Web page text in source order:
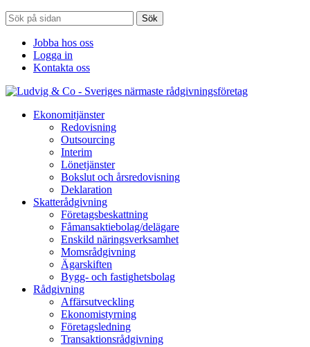
Sök
Jobba hos oss
Logga in
Kontakta oss
Ekonomitjänster
Redovisning
Outsourcing
Interim
Lönetjänster
Bokslut och årsredovisning
Deklaration
Skatterådgivning
Företagsbeskattning
Fåmansaktiebolag/delägare
Enskild näringsverksamhet
Momsrådgivning
Ägarskiften
Bygg- och fastighetsbolag
Rådgivning
Affärsutveckling
Ekonomistyrning
Företagsledning
Transaktionsrådgivning